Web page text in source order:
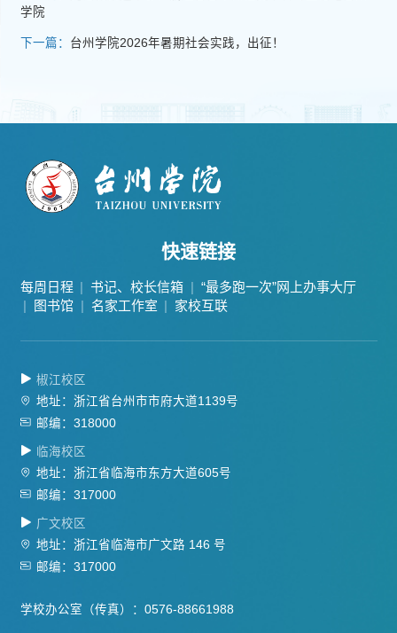
学院
下一篇： 台州学院2026年暑期社会实践，出征！
快速链接
每周日程 书记、校长信箱
“最多跑一次”网上办事大厅
图书馆
名家工作室 家校互联
椒江校区
地址：浙江省台州市市府大道1139号
邮编：318000
临海校区
地址：浙江省临海市东方大道605号
邮编：317000
广文校区
地址：浙江省临海市广文路 146 号
邮编：317000
学校办公室（传真）：0576-88661988